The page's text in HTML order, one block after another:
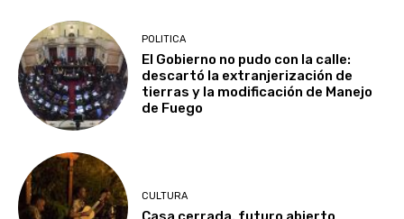
POLITICA
El Gobierno no pudo con la calle:
descartó la extranjerización de
tierras y la modificación de Manejo
de Fuego
CULTURA